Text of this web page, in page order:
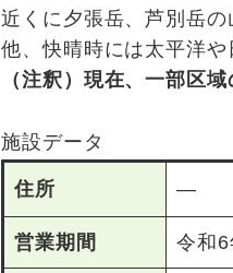
近くに夕張岳、芦別岳
他、快晴時には太平洋や
（注釈）現在、一部区
施設データ
住所 ―
営業期間 令和